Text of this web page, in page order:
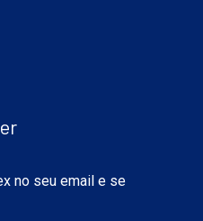
no seu email e se